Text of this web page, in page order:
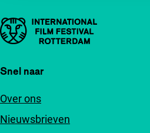
Belangrijke links
Snel naar
Over ons
Nieuwsbrieven